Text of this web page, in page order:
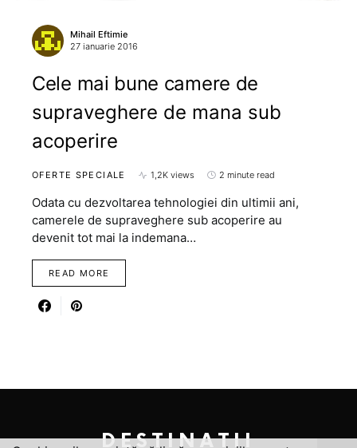
Mihail Eftimie
27 ianuarie 2016
Cele mai bune camere de
supraveghere de mana sub
acoperire
OFERTE SPECIALE 1,2K views 2 minute read
Odata cu dezvoltarea tehnologiei din ultimii ani,
camerele de supraveghere sub acoperire au
devenit tot mai la indemana…
READ MORE
DESTINATII